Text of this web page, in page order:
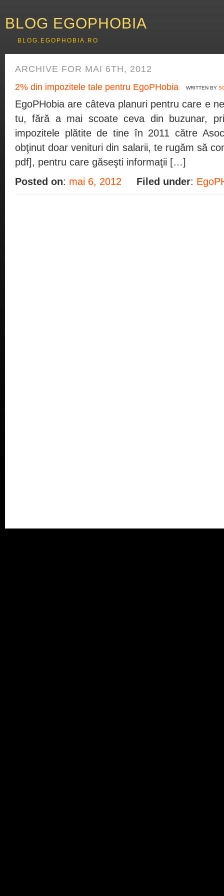
BLOG EGOPHOBIA
BLOG.EGOPHOBIA.RO
ARCHIVE FOR MAI 6TH, 2012
2% din impozitele tale pentru EgoPHobia
WRITTEN BY
EgoPHobia are câteva planuri pentru care e
tu, fără a mai scoate ceva din buzunar,
impozitele plătite de tine în 2011 către
obţinut doar venituri din salarii, te rugăm să
pdf], pentru care găseşti informaţii […]
Posted on: mai 6, 2012 Filed under: